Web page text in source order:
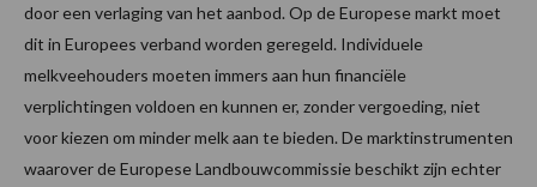
door een verlaging van het aanbod. Op de Europese markt moet
dit in Europees verband worden geregeld. Individuele
melkveehouders moeten immers aan hun financiële
verplichtingen voldoen en kunnen er, zonder vergoeding, niet
voor kiezen om minder melk aan te bieden. De marktinstrumenten
waarover de Europese Landbouwcommissie beschikt zijn echter